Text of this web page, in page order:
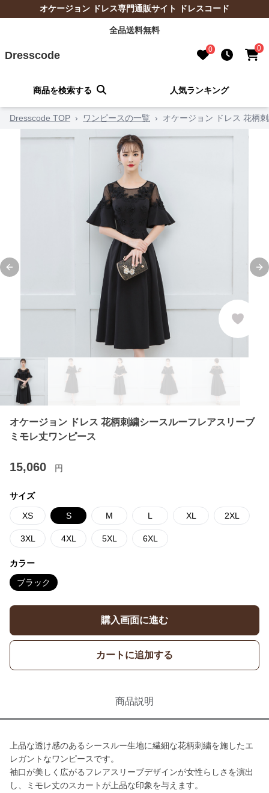
オケージョン ドレス専門通販サイト ドレスコード
全品送料無料
Dresscode 0 0
商品を検索する 人気ランキング
Dresscode TOP › ワンピースの一覧 › オケージョン ドレス 花柄
Previous slide
オケージョン ドレス 花柄刺繍シースルーフレアスリーブ
ミモレ丈ワンピース
15,060 円
サイズ
XS S M L XL 2XL
3XL 4XL 5XL 6XL
カラー
ブラック
購入画面に進む
カートに追加する
商品説明
上品な透け感のあるシースルー生地に繊細な花柄刺繍を施したエ
レガントなワンピースです。
袖口が美しく広がるフレアスリーブデザインが女性らしさを演出
し、ミモレ丈のスカートが上品な印象を与えます。